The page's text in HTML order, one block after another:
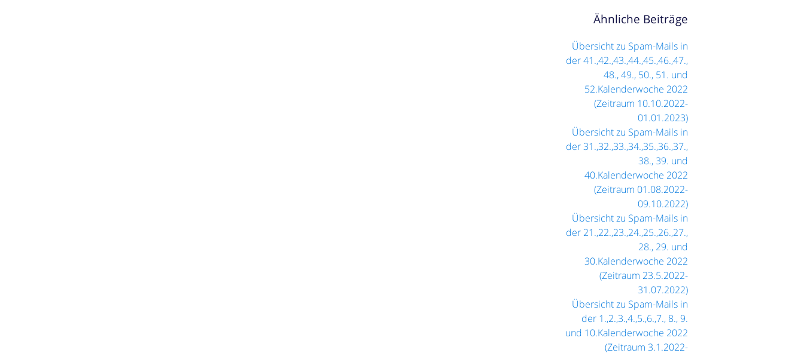
Ähnliche Beiträge
Übersicht zu Spam-Mails in
der 41.,42.,43.,44.,45.,46.,47.,
48., 49., 50., 51. und
52.Kalenderwoche 2022
(Zeitraum 10.10.2022-
01.01.2023)
Übersicht zu Spam-Mails in
der 31.,32.,33.,34.,35.,36.,37.,
38., 39. und
40.Kalenderwoche 2022
(Zeitraum 01.08.2022-
09.10.2022)
Übersicht zu Spam-Mails in
der 21.,22.,23.,24.,25.,26.,27.,
28., 29. und
30.Kalenderwoche 2022
(Zeitraum 23.5.2022-
31.07.2022)
Übersicht zu Spam-Mails in
der 1.,2.,3.,4.,5.,6.,7., 8., 9.
und 10.Kalenderwoche 2022
(Zeitraum 3.1.2022-